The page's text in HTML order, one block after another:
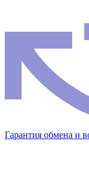
Гарантия обмена и